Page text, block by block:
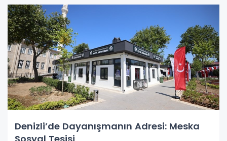
Denizli’de Dayanışmanın Adresi: Meska